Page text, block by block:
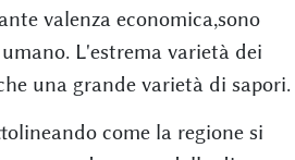
valenza economica,sono
L'estrema varietà dei
una grande varietà di sapori.
come la regione si